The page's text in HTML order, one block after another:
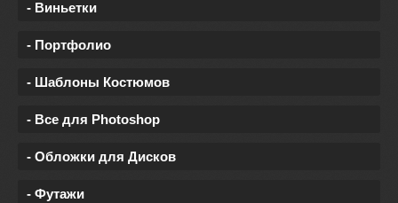
- Виньетки
- Портфолио
- Шаблоны Костюмов
- Все для Photoshop
- Обложки для Дисков
- Футажи